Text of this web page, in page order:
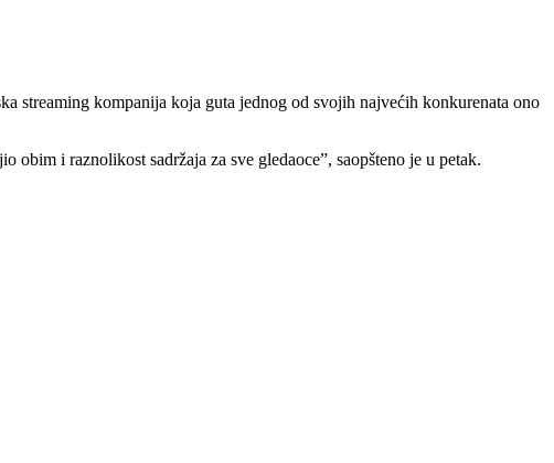
streaming kompanija koja guta jednog od svojih najvećih konkurenata ono
obim i raznolikost sadržaja za sve gledaoce”, saopšteno je u petak.